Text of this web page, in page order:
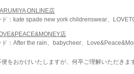
ONLINE店
ド：kate spade new york childrenswear、
店
：After the rain、babycheer、
をおかけいたしますが、何卒ご理解いただきま